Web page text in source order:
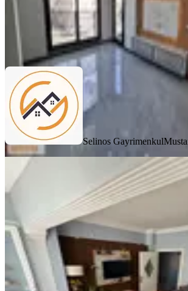
Selinos Gayrimenkul Mustafa Çam
Selinos Gayrimenkul
YENİ
Üzmez
Satılık 2+1
Bergama, Barbaros Mahallesi
· 120 m²·1. Kat·
2.800.000 ₺